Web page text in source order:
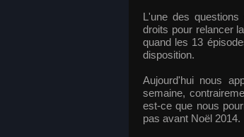
L'une des
droits pour relancer
quand les 13
disposition.
Aujourd'hui nous
semaine,
est-ce que nous
pas avant Noël 2014.